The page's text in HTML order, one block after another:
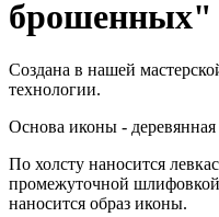
брошенных"
Создана в нашей
технологии.
Основа иконы - деревянная
По холсту наносится
промежуточной
наносится образ иконы.